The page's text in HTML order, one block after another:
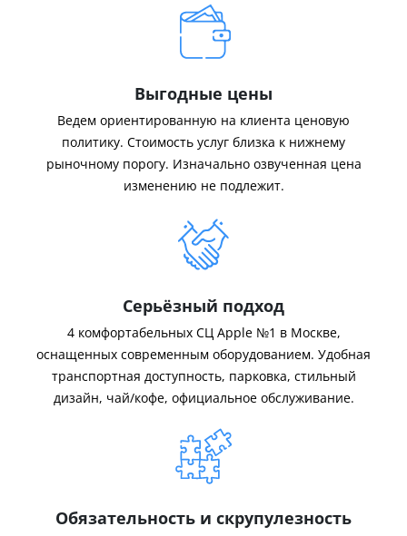
Выгодные цены
Ведем ориентированную на клиента ценовую
политику. Стоимость услуг близка к нижнему
рыночному порогу. Изначально озвученная цена
изменению не подлежит.
Серьёзный подход
4 комфортабельных СЦ Apple №1 в Москве,
оснащенных современным оборудованием. Удобная
транспортная доступность, парковка, стильный
дизайн, чай/кофе, официальное обслуживание.
Обязательность и скрупулезность